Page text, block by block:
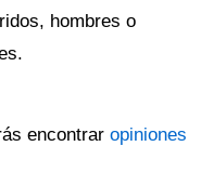
hombres o
encontrar opiniones